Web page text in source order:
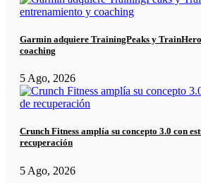
Garmin adquiere TrainingPeaks y
coaching
5 Ago, 2026
Crunch Fitness amplía su concepto 3.0 con
recuperación
5 Ago, 2026